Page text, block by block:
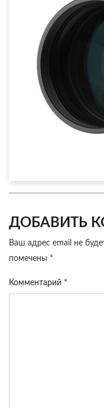
ДОБАВИТЬ
Ваш адрес email не
помечены *
Комментарий *